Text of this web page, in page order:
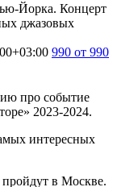
Йорка. Концерт
джазовых
990 от 990
про событие
2023-2024.
интересных
пройдут в Москве.